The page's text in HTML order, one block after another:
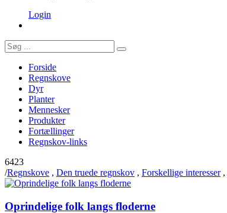
Login
Forside
Regnskove
Dyr
Planter
Mennesker
Produkter
Fortællinger
Regnskov-links
6423
/Regnskove , Den truede regnskov , Forskellige interesser,
Oprindelige folk langs floderne